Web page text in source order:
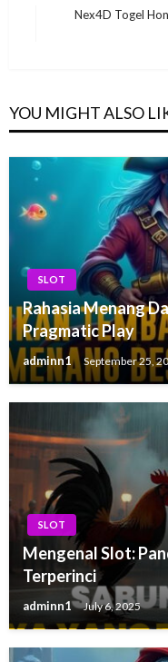
Nex4D Togel
YOU MIGHT ALSO
SLOT
Rahasia Menang
Pragmatic Play
adminn1 September 25,
SLOT
Mengenal Slot:
Terperinci
adminn1 July 6, 2025